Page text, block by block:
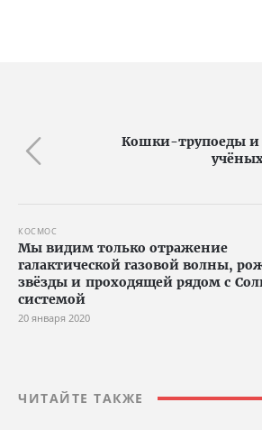
Кошки-трупоеды и
КОСМОС
Мы видим только отражение
галактической газовой волны,
звёзды и проходящей рядом с
системой
20 января 2020
ЧИТАЙТЕ ТАКЖЕ